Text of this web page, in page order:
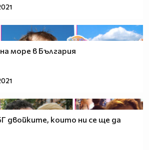
море в България
двойките, които ни се ще да